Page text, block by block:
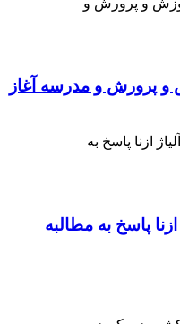
پرورش و مدرسه آغاز
پاسخ به مطالبه